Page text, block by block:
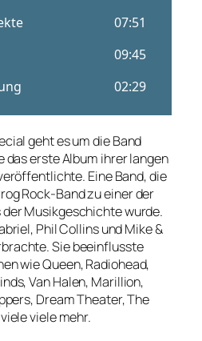
geht es um die Band
das erste Album ihrer langen
Eine Band, die
Rock-Band zu einer der
Musikgeschichte wurde.
Phil Collins und Mike &
Sie beeinflusste
wie Queen, Radiohead,
Van Halen, Marillion,
Dream Theater, The
viele mehr.